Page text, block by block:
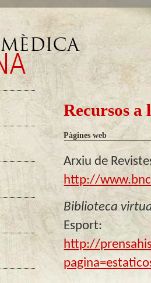
Recursos a
Pàgines web
Arxiu de
http://
Biblioteca
Esport:
http://